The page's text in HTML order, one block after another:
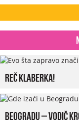
reč klaberka!
Beogradu – vodič